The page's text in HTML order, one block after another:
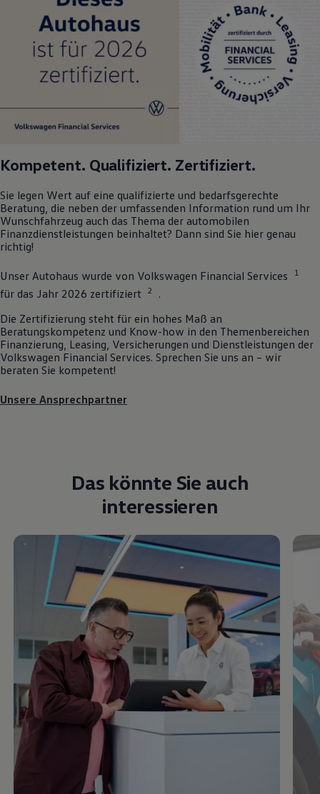
Kompetent. Qualifiziert. Zertifiziert.
Sie legen Wert auf eine qualifizierte und bedarfsgerechte
Beratung, die neben der umfassenden Information rund um Ihr
Wunschfahrzeug auch das Thema der automobilen
Finanzdienstleistungen beinhaltet? Dann sind Sie hier genau
richtig!
Unser Autohaus wurde von Volkswagen Financial Services 1
für das Jahr 2026 zertifiziert 2
.
Die Zertifizierung steht für ein hohes Maß an
Beratungskompetenz und Know-how in den Themenbereichen
Finanzierung, Leasing, Versicherungen und Dienstleistungen der
Volkswagen Financial Services. Sprechen Sie uns an – wir
beraten Sie kompetent!
Unsere Ansprechpartner
Das könnte Sie auch
interessieren